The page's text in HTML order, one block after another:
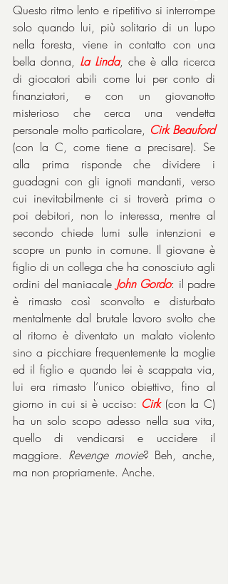
Questo ritmo lento e ripetitivo si interrompe
solo quando lui, più solitario di un lupo
nella foresta, viene in contatto con una
bella donna, La Linda, che è alla ricerca
di giocatori abili come lui per conto di
finanziatori, e con un giovanotto
misterioso che cerca una vendetta
personale molto particolare, Cirk Beauford
(con la C, come tiene a precisare). Se
alla prima risponde che dividere i
guadagni con gli ignoti mandanti, verso
cui inevitabilmente ci si troverà prima o
poi debitori, non lo interessa, mentre al
secondo chiede lumi sulle intenzioni e
scopre un punto in comune. Il giovane è
figlio di un collega che ha conosciuto agli
ordini del maniacale John Gordo: il padre
è rimasto così sconvolto e disturbato
mentalmente dal brutale lavoro svolto che
al ritorno è diventato un malato violento
sino a picchiare frequentemente la moglie
ed il figlio e quando lei è scappata via,
lui era rimasto l’unico obiettivo, fino al
giorno in cui si è ucciso: Cirk (con la C)
ha un solo scopo adesso nella sua vita,
quello di vendicarsi e uccidere il
maggiore. Revenge movie? Beh, anche,
ma non propriamente. Anche.